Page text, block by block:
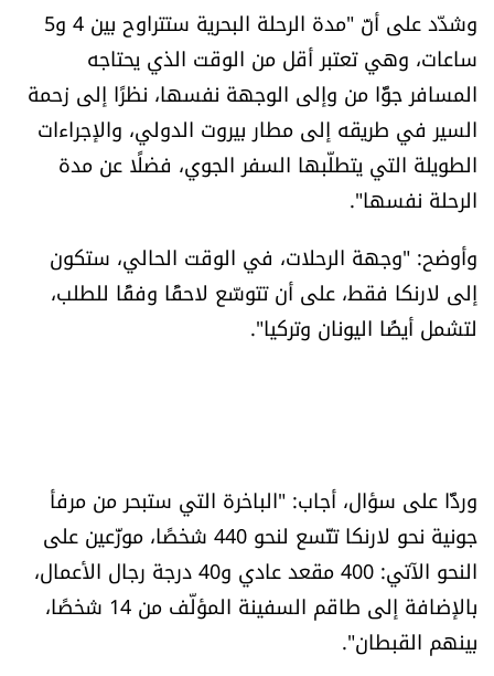
وشدّد على أنّ "مدة الرحلة البحرية ستتراوح بين 4 و5
ساعات، وهي تعتبر أقل من الوقت الذي يحتاجه
المسافر جوًّا من وإلى الوجهة نفسها، نظرًا إلى زحمة
السير في طريقه إلى مطار بيروت الدولي، والإجراءات
الطويلة التي يتطلّبها السفر الجوي، فضلًا عن مدة
الرحلة نفسها".
وأوضح: "وجهة الرحلات، في الوقت الحالي، ستكون
إلى لارنكا فقط، على أن تتوسّع لاحقًا وفقًا للطلب،
لتشمل أيضًا اليونان وتركيا".
وردًّا على سؤال، أجاب: "الباخرة التي ستبحر من مرفأ
جونية نحو لارنكا تتّسع لنحو 440 شخصًا، موزّعين على
النحو الآتي: 400 مقعد عادي و40 درجة رجال الأعمال،
بالإضافة إلى طاقم السفينة المؤلّف من 14 شخصًا،
بينهم القبطان".